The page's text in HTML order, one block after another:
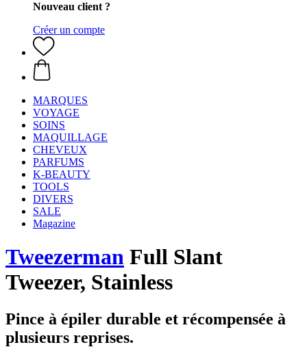
Nouveau client ?
Créer un compte
MARQUES
VOYAGE
SOINS
MAQUILLAGE
CHEVEUX
PARFUMS
K-BEAUTY
TOOLS
DIVERS
SALE
Magazine
Tweezerman Full Slant
Tweezer, Stainless
Pince à épiler durable et récompensée à
plusieurs reprises.